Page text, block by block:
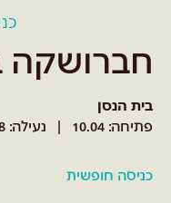
חברושקה
בית הנסן
פתיחה: 10.04
נעילה: 01.08
כניסה חופשית